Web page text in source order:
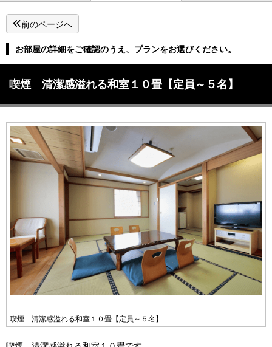
前のページへ
お部屋の詳細をご確認のうえ、プランをお選びください。
喫煙 清潔感溢れる和室１０畳【定員～５名】
喫煙 清潔感溢れる和室１０畳【定員～５名】